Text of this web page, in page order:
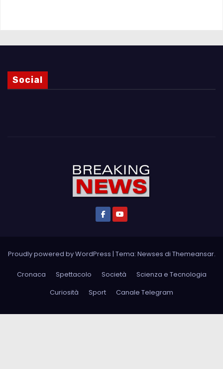
Social
Proudly powered by WordPress | Tema: Newses di Themeansar.
Cronaca Spettacolo Società
Scienza e Tecnologia
Curiosità
Sport Canale Telegram